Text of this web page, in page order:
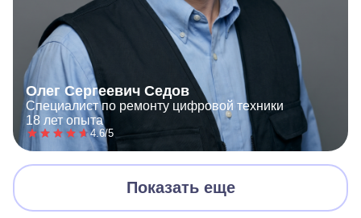
Олег Сергеевич Седов
Специалист по ремонту цифровой техники
18 лет опыта
4.6/5
Показать еще